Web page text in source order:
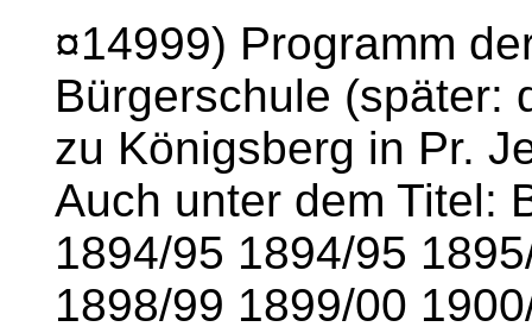
¤14999) Programm
Bürgerschule (später:
zu Königsberg in Pr.
Auch unter dem Titel:
1894/95 1894/95
1898/99 1899/00